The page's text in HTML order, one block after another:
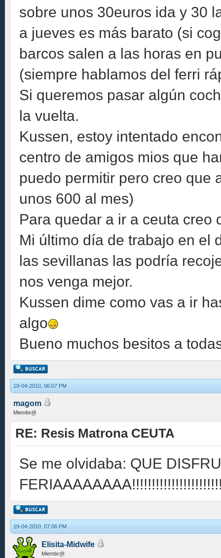
sobre unos 30euros ida y 30
a jueves es más barato (si
barcos salen a las horas en
(siempre hablamos del ferri
Si queremos pasar algún
la vuelta.
Kussen, estoy intentado
centro de amigos mios que
puedo permitir pero creo que
unos 600 al mes)
Para quedar a ir a ceuta creo
Mi último día de trabajo en el
las sevillanas las podría
nos venga mejor.
Kussen dime como vas a ir
algo
Bueno muchos besitos a
19-04-2010, 06:07 PM
magom
Miembr@
RE: Resis Matrona CEUTA
Se me olvidaba: QUE
19-04-2010, 07:06 PM
Elisita-Midwife
Miembr@